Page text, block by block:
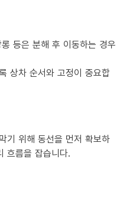
등은 분해 후 이동하는 경우
상차 순서와 고정이 중요합
기 위해 동선을 먼저 확보하
흐름을 잡습니다.